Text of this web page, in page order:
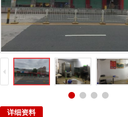
详细资料